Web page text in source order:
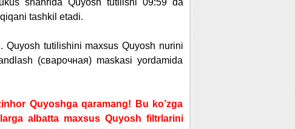
shahrida Quyosh tutilishi 09:59 da
tashkil etadi.
Quyosh tutilishini maxsus Quyosh nurini
(сварочная) maskasi yordamida
Quyoshga qaramang! Bu ko’zga
albatta maxsus Quyosh filtrlarini